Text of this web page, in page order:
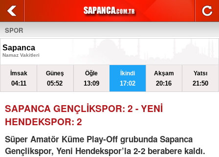
SPOR
Sapanca
Namaz Vakitleri
İmsak
04:11
Güneş
05:52
Öğle
13:09
İkindi
17:02
Akşam
20:16
Yatsı
21:50
SAPANCA GENÇLİKSPOR: 2 - YENİ
HENDEKSPOR: 2
Süper Amatör Küme Play-Off grubunda Sapanca
Gençlikspor, Yeni Hendekspor’la 2-2 berabere kaldı.